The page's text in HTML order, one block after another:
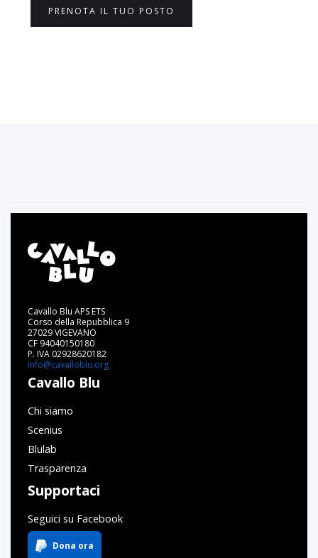
PRENOTA IL TUO POSTO
Cavallo Blu APS ETS
Corso della Repubblica 9
27029 VIGEVANO
CF 94040150180
P. IVA 02928620182
info@cavalloblu.org
Cavallo Blu
Chi siamo
Scenius
Blulab
Trasparenza
Supportaci
Seguici su Facebook
Dona ora